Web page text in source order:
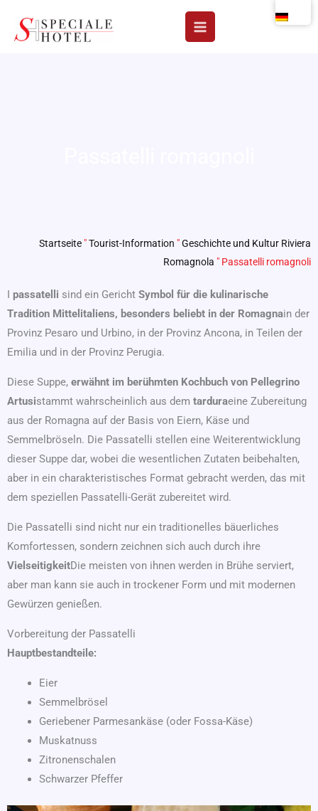
Inhalt
Startseite "Tourist-Information "Geschichte und Kultur Riviera
Romagnola " Passatelli romagnoli
I passatelli sind ein Gericht Symbol für die kulinarische
Tradition Mittelitaliens, besonders beliebt in der Romagnain der
Provinz Pesaro und Urbino, in der Provinz Ancona, in Teilen der
Emilia und in der Provinz Perugia.
Diese Suppe, erwähnt im berühmten Kochbuch von Pellegrino
Artusistammt wahrscheinlich aus dem tarduraeine Zubereitung
aus der Romagna auf der Basis von Eiern, Käse und
Semmelbröseln. Die Passatelli stellen eine Weiterentwicklung
dieser Suppe dar, wobei die wesentlichen Zutaten beibehalten,
aber in ein charakteristisches Format gebracht werden, das mit
dem speziellen Passatelli-Gerät zubereitet wird.
Die Passatelli sind nicht nur ein traditionelles bäuerliches
Komfortessen, sondern zeichnen sich auch durch ihre
VielseitigkeitDie meisten von ihnen werden in Brühe serviert,
aber man kann sie auch in trockener Form und mit modernen
Gewürzen genießen.
Vorbereitung der Passatelli
Hauptbestandteile:
Eier
Semmelbrösel
Geriebener Parmesankäse (oder Fossa-Käse)
Muskatnuss
Zitronenschalen
Schwarzer Pfeffer